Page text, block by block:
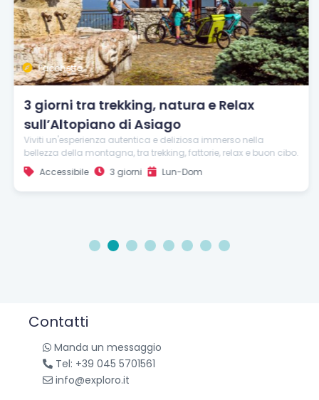
Pacchetto
3 giorni tra trekking, natura e Relax
sull’Altopiano di Asiago
Viviti un'esperienza autentica e deliziosa immerso nella
bellezza della montagna, tra trekking, fattorie, relax e buon cibo.
Accessibile
3 giorni Lun-Dom
3 4 5 6 7 8
Contatti
Manda un messaggio
Tel: +39 045 5701561
info@exploro.it